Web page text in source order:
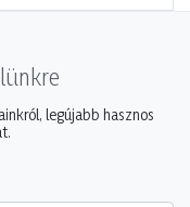
legújabb hasznos